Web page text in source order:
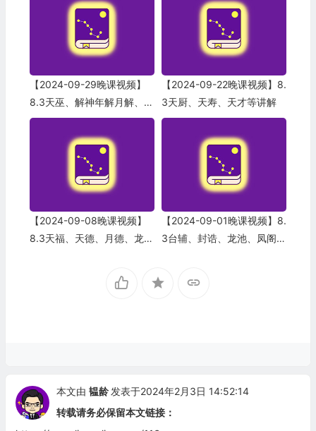
【2024-09-29晚课视频】
8.3天巫、解神年解月解、华
盖等讲解
【2024-09-22晚课视频】8.
3天厨、天寿、天才等讲解
【2024-09-08晚课视频】
8.3天福、天德、月德、龙德
【2024-09-01晚课视频】8.
3台辅、封诰、龙池、凤阁、
本文由 韫龄 发表于2024年2月3日 14:52:14
转载请务必保留本文链接：